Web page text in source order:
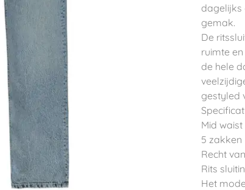
dagelijks
gemak.
De
ruimte
de hele
gestyled
Mid waist
5 zakken
Recht
Rits
Het